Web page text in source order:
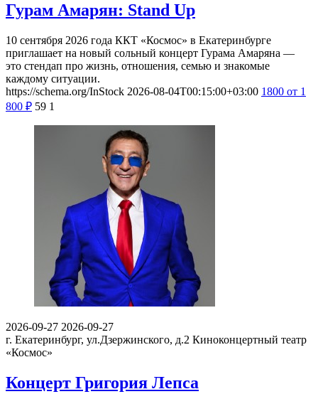
Гурам Амарян: Stand Up
10 сентября 2026 года ККТ «Космос» в Екатеринбурге
приглашает на новый сольный концерт Гурама Амаряна —
это стендап про жизнь, отношения, семью и знакомые
каждому ситуации.
https://schema.org/InStock 2026-08-04T00:15:00+03:00 1800 от 1
800 ₽ 59 1
2026-09-27 2026-09-27
г. Екатеринбург, ул.Дзержинского, д.2 Киноконцертный театр
«Космос»
Концерт Григория Лепса